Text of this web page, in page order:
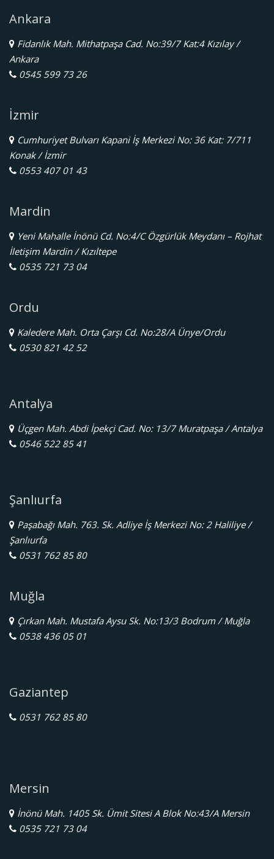
Ankara
Fidanlık Mah. Mithatpaşa Cad. No:39/7 Kat:4 Kızılay /
Ankara
0545 599 73 26
İzmir
Cumhuriyet Bulvarı Kapani İş Merkezi No: 36 Kat: 7/711
Konak / İzmir
0553 407 01 43
Mardin
Yeni Mahalle İnönü Cd. No:4/C Özgürlük Meydanı – Rojhat
İletişim Mardin / Kızıltepe
0535 721 73 04
Ordu
Kaledere Mah. Orta Çarşı Cd. No:28/A Ünye/Ordu
0530 821 42 52
Antalya
Üçgen Mah. Abdi İpekçi Cad. No: 13/7 Muratpaşa / Antalya
0546 522 85 41
Şanlıurfa
Paşabağı Mah. 763. Sk. Adliye İş Merkezi No: 2 Haliliye /
Şanlıurfa
0531 762 85 80
Muğla
Çırkan Mah. Mustafa Aysu Sk. No:13/3 Bodrum / Muğla
0538 436 05 01
Gaziantep
0531 762 85 80
Mersin
İnönü Mah. 1405 Sk. Ümit Sitesi A Blok No:43/A Mersin
0535 721 73 04